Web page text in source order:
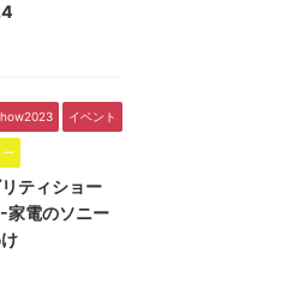
イベント
ティショー
電のソニー